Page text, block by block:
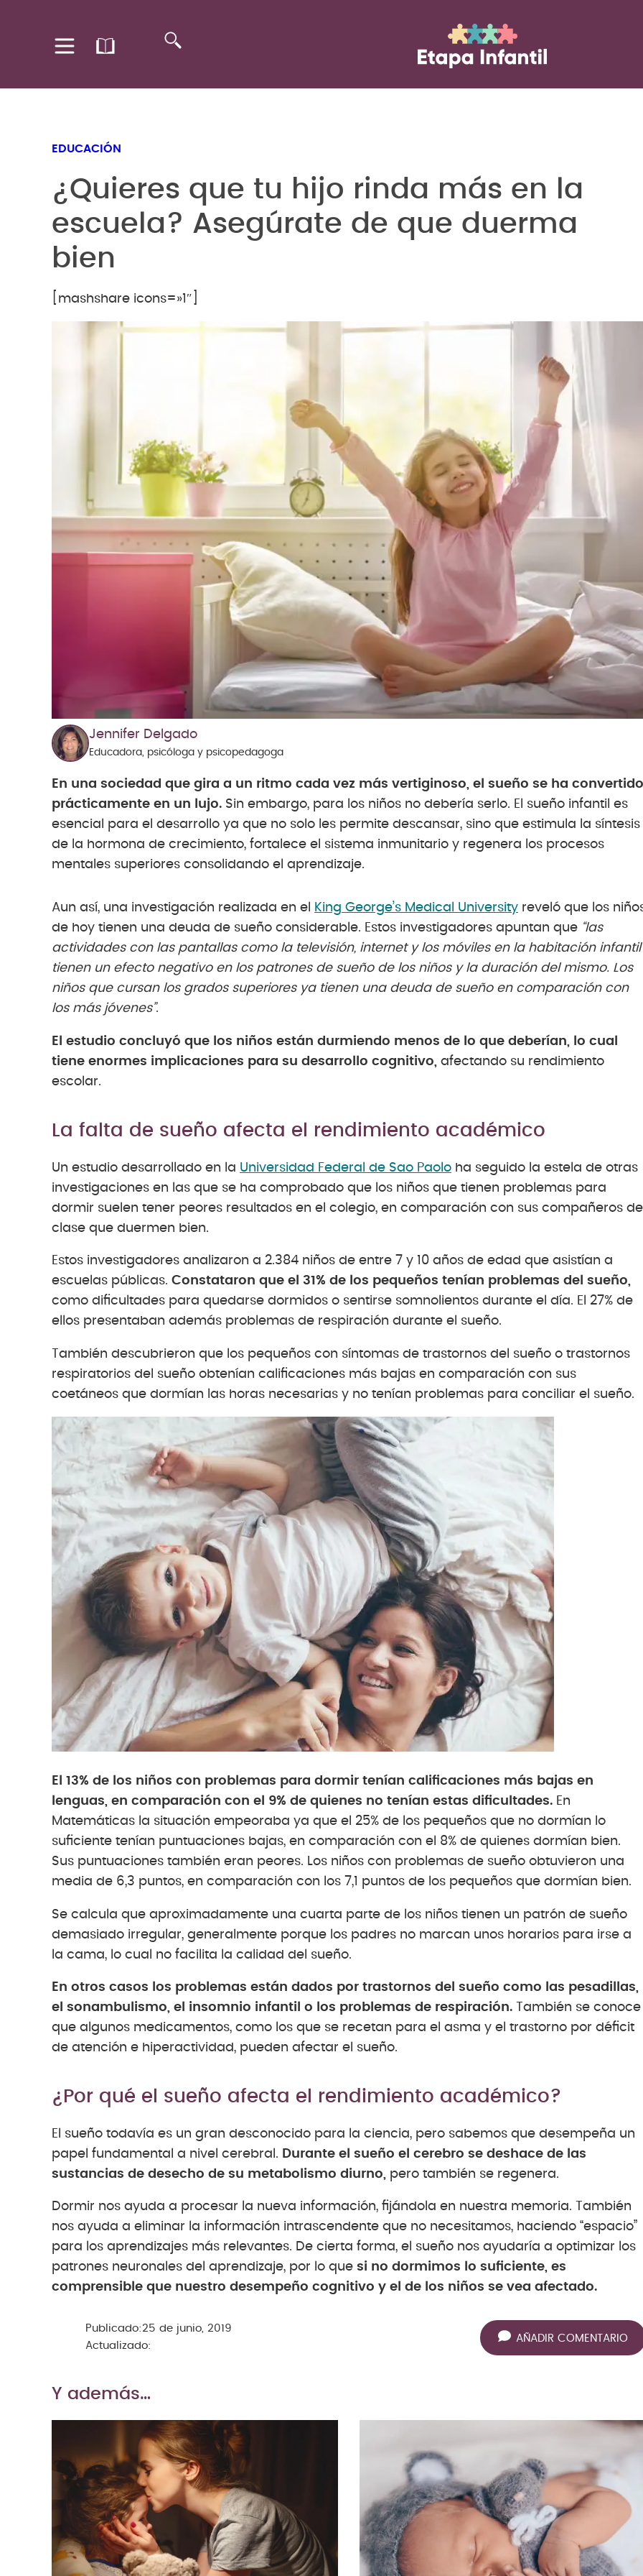
EDUCACIÓN
¿Quieres que tu hijo rinda más en la
escuela? Asegúrate de que duerma
bien
[mashshare icons=»1″]
Jennifer Delgado
Educadora, psicóloga y psicopedagoga
En una sociedad que gira a un ritmo cada vez más vertiginoso, el sueño se ha convertido
prácticamente en un lujo. Sin embargo, para los niños no debería serlo. El sueño infantil es
esencial para el desarrollo ya que no solo les permite descansar, sino que estimula la síntesis
de la hormona de crecimiento, fortalece el sistema inmunitario y regenera los procesos
mentales superiores consolidando el aprendizaje.
Aun así, una investigación realizada en el King George’s Medical University reveló que los
de hoy tienen una deuda de sueño considerable. Estos investigadores apuntan que “las
actividades con las pantallas como la televisión, internet y los móviles en la habitación infantil
tienen un efecto negativo en los patrones de sueño de los niños y la duración del mismo. Los
niños que cursan los grados superiores ya tienen una deuda de sueño en comparación con
los más jóvenes”.
El estudio concluyó que los niños están durmiendo menos de lo que deberían, lo cual
tiene enormes implicaciones para su desarrollo cognitivo, afectando su rendimiento
escolar.
La falta de sueño afecta el rendimiento académico
Un estudio desarrollado en la Universidad Federal de Sao Paolo ha seguido la estela de otras
investigaciones en las que se ha comprobado que los niños que tienen problemas para
dormir suelen tener peores resultados en el colegio, en comparación con sus compañeros de
clase que duermen bien.
Estos investigadores analizaron a 2.384 niños de entre 7 y 10 años de edad que asistían a
escuelas públicas. Constataron que el 31% de los pequeños tenían problemas del sueño,
como dificultades para quedarse dormidos o sentirse somnolientos durante el día. El 27% de
ellos presentaban además problemas de respiración durante el sueño.
También descubrieron que los pequeños con síntomas de trastornos del sueño o trastornos
respiratorios del sueño obtenían calificaciones más bajas en comparación con sus
coetáneos que dormían las horas necesarias y no tenían problemas para conciliar el sueño.
El 13% de los niños con problemas para dormir tenían calificaciones más bajas en
lenguas, en comparación con el 9% de quienes no tenían estas dificultades. En
Matemáticas la situación empeoraba ya que el 25% de los pequeños que no dormían lo
suficiente tenían puntuaciones bajas, en comparación con el 8% de quienes dormían bien.
Sus puntuaciones también eran peores. Los niños con problemas de sueño obtuvieron una
media de 6,3 puntos, en comparación con los 7,1 puntos de los pequeños que dormían bien.
Se calcula que aproximadamente una cuarta parte de los niños tienen un patrón de sueño
demasiado irregular, generalmente porque los padres no marcan unos horarios para irse a
la cama, lo cual no facilita la calidad del sueño.
En otros casos los problemas están dados por trastornos del sueño como las pesadillas,
el sonambulismo, el insomnio infantil o los problemas de respiración. También se conoce
que algunos medicamentos, como los que se recetan para el asma y el trastorno por déficit
de atención e hiperactividad, pueden afectar el sueño.
¿Por qué el sueño afecta el rendimiento académico?
El sueño todavía es un gran desconocido para la ciencia, pero sabemos que desempeña un
papel fundamental a nivel cerebral. Durante el sueño el cerebro se deshace de las
sustancias de desecho de su metabolismo diurno, pero también se regenera.
Dormir nos ayuda a procesar la nueva información, fijándola en nuestra memoria. También
nos ayuda a eliminar la información intrascendente que no necesitamos, haciendo “espacio”
para los aprendizajes más relevantes. De cierta forma, el sueño nos ayudaría a optimizar los
patrones neuronales del aprendizaje, por lo que si no dormimos lo suficiente, es
comprensible que nuestro desempeño cognitivo y el de los niños se vea afectado.
Publicado:25 de junio, 2019
Actualizado:
AÑADIR COMENTARIO
Y además…